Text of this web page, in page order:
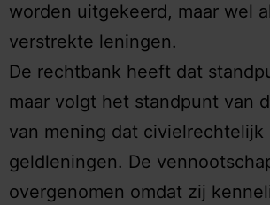
worden uitgekeerd, maar wel
verstrekte leningen.
De rechtbank heeft dat
maar volgt het standpunt van
van mening dat civielrechtelijk
geldleningen. De
overgenomen omdat zij